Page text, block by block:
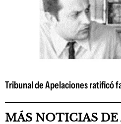
Tribunal de Apelaciones ratificó
MÁS NOTICIAS